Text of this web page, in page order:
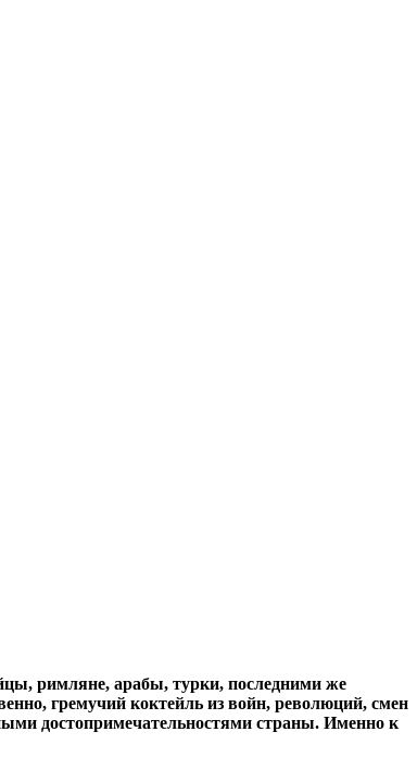
гремучий коктейль из войн, революций, смен
достопримечательностями страны. Именно к